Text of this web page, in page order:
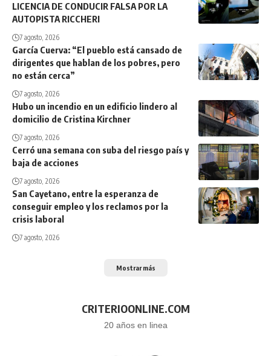
LICENCIA DE CONDUCIR FALSA POR LA
AUTOPISTA RICCHERI
7 agosto, 2026
García Cuerva: “El pueblo está cansado de
dirigentes que hablan de los pobres, pero
no están cerca”
7 agosto, 2026
Hubo un incendio en un edificio lindero al
domicilio de Cristina Kirchner
7 agosto, 2026
Cerró una semana con suba del riesgo país y
baja de acciones
7 agosto, 2026
San Cayetano, entre la esperanza de
conseguir empleo y los reclamos por la
crisis laboral
7 agosto, 2026
Mostrar más
CRITERIOONLINE.COM
20 años en linea